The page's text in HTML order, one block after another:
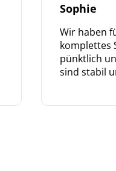
Sophie
Wir haben
komplettes
pünktlich
sind stabil